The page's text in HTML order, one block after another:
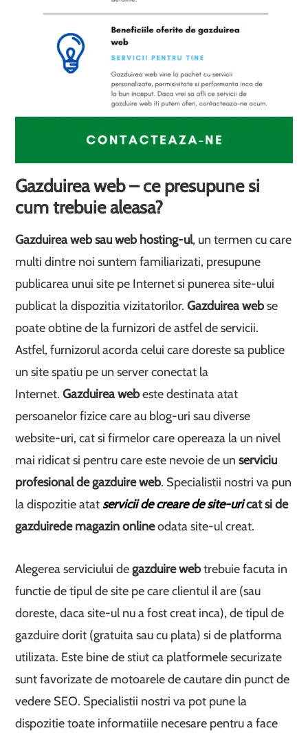
Gazduirea web – ce presupune si
cum trebuie aleasa?
Gazduirea web sau web hosting-ul, un termen cu care
multi dintre noi suntem familiarizati, presupune
publicarea unui site pe Internet si punerea site-ului
publicat la dispozitia vizitatorilor.Gazduirea webse
poate obtine de la furnizori de astfel de servicii.
Astfel, furnizorul acorda celui care doreste sa publice
un site spatiu pe un server conectat la
Internet.Gazduirea webeste destinata atat
persoanelor fizice care au blog-uri sau diverse
website-uri, cat si firmelor care opereaza la un nivel
mai ridicat si pentru care este nevoie de unserviciu
profesional de gazduire web. Specialistii nostri va pun
la dispozitie atatservicii de creare de site-uricat si de
gazduirede magazin onlineodata site-ul creat.
Alegerea serviciului degazduire webtrebuie facuta in
functie de tipul de site pe care clientul il are (sau
doreste, daca site-ul nu a fost creat inca), de tipul de
gazduire dorit (gratuita sau cu plata) si de platforma
utilizata. Este bine de stiut ca platformele securizate
sunt favorizate de motoarele de cautare din punct de
vedere SEO. Specialistii nostri va pot pune la
dispozitie toate informatiile necesare pentru a face